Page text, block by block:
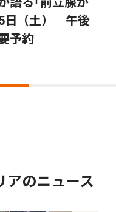
日（土） 午後
予約
アのニュース